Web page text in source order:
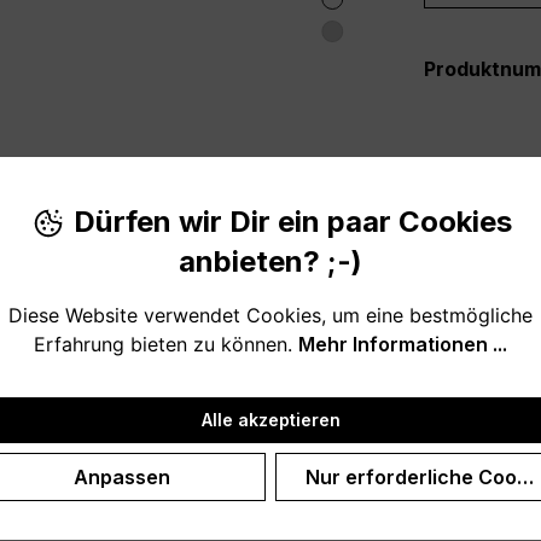
nordische Art um "Du bist immer herzlich Willkommen"
Dürfen wir Dir ein paar Cookies
anbieten? ;-)
Diese Website verwendet Cookies, um eine bestmögliche
Erfahrung bieten zu können. Mehr Informationen ...
Alle akzeptieren
Anpassen Nur erforderliche